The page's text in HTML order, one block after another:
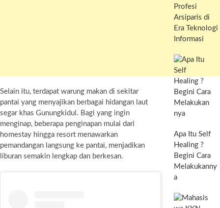
Selain itu, terdapat warung makan di sekitar
pantai yang menyajikan berbagai hidangan laut
segar khas Gunungkidul. Bagi yang ingin
menginap, beberapa penginapan mulai dari
homestay hingga resort menawarkan
pemandangan langsung ke pantai, menjadikan
liburan semakin lengkap dan berkesan.
Profesi
Arsiparis di
Era Teknologi
Informasi
Apa Itu Self
Healing ?
Begini Cara
Melakukanny
a